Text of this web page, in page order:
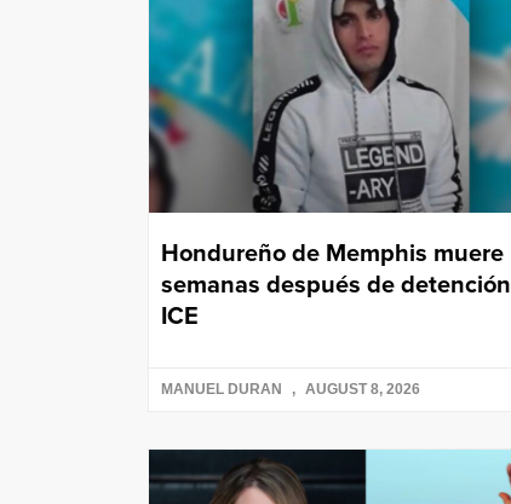
Hondureño de Memphis muere
semanas después de
ICE
MANUEL DURAN AUGUST 8, 2026